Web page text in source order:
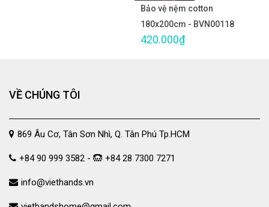
Bảo vệ nệm cotton
180x200cm - BVN00118
420.000₫
VỀ CHÚNG TÔI
869 Âu Cơ, Tân Sơn Nhì, Q. Tân Phú Tp.HCM
+84 90 999 3582 - +84 28 7300 7271
info@viethands.vn